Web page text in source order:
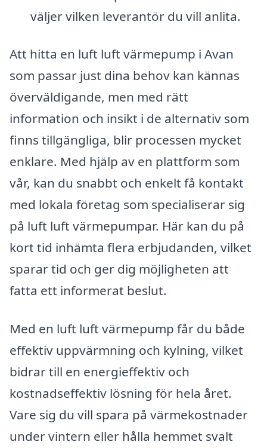
väljer vilken leverantör du vill anlita.
Att hitta en luft luft värmepump i Avan
som passar just dina behov kan kännas
överväldigande, men med rätt
information och insikt i de alternativ som
finns tillgängliga, blir processen mycket
enklare. Med hjälp av en plattform som
vår, kan du snabbt och enkelt få kontakt
med lokala företag som specialiserar sig
på luft luft värmepumpar. Här kan du på
kort tid inhämta flera erbjudanden, vilket
sparar tid och ger dig möjligheten att
fatta ett informerat beslut.
Med en luft luft värmepump får du både
effektiv uppvärmning och kylning, vilket
bidrar till en energieffektiv och
kostnadseffektiv lösning för hela året.
Vare sig du vill spara på värmekostnader
under vintern eller hålla hemmet svalt